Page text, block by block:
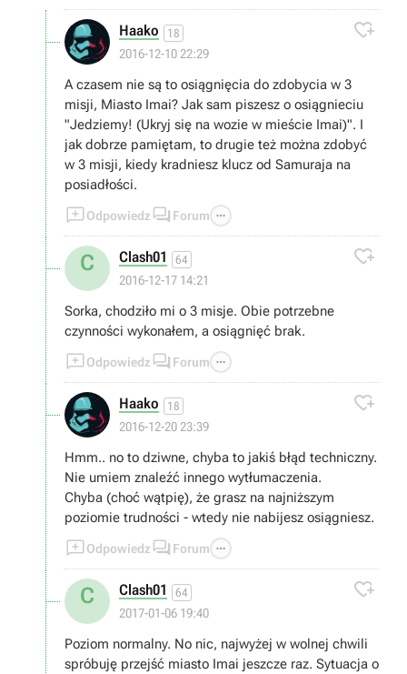
Haako 18
2016-12-10 22:29

A czasem nie są to osiągnięcia do zdobycia w 3
misji, Miasto Imai? Jak sam piszesz o osiągnieciu
"Jedziemy! (Ukryj się na wozie w mieście Imai)". I
jak dobrze pamiętam, to drugie też można zdobyć
w 3 misji, kiedy kradniesz klucz od Samuraja na
posiadłości.
Odpowiedz  Forum 
C Clash01 64
2016-12-17 14:21

Sorka, chodziło mi o 3 misje. Obie potrzebne
czynności wykonałem, a osiągnięć brak.
Odpowiedz  Forum 
Haako 18
2016-12-20 23:39

Hmm.. no to dziwne, chyba to jakiś błąd techniczny.
Nie umiem znaleźć innego wytłumaczenia.
Chyba (choć wątpię), że grasz na najniższym
poziomie trudności - wtedy nie nabijesz osiągniesz.
Odpowiedz  Forum 
C Clash01 64
2017-01-06 19:40

Poziom normalny. No nic, najwyżej w wolnej chwili
spróbuję przejść miasto Imai jeszcze raz. Sytuacja o